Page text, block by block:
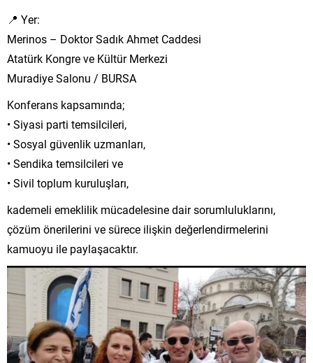
📍 Yer:
Merinos – Doktor Sadık Ahmet Caddesi
Atatürk Kongre ve Kültür Merkezi
Muradiye Salonu / BURSA
Konferans kapsamında;
• Siyasi parti temsilcileri,
• Sosyal güvenlik uzmanları,
• Sendika temsilcileri ve
• Sivil toplum kuruluşları,
kademeli emeklilik mücadelesine dair sorumluluklarını,
çözüm önerilerini ve sürece ilişkin değerlendirmelerini
kamuoyu ile paylaşacaktır.